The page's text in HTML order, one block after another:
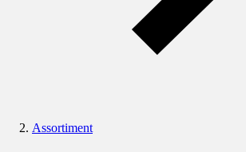
Assortiment